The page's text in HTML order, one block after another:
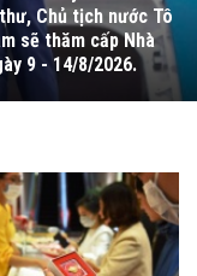
nước được áp dụng
định đối với tổ
tế - xã hội.